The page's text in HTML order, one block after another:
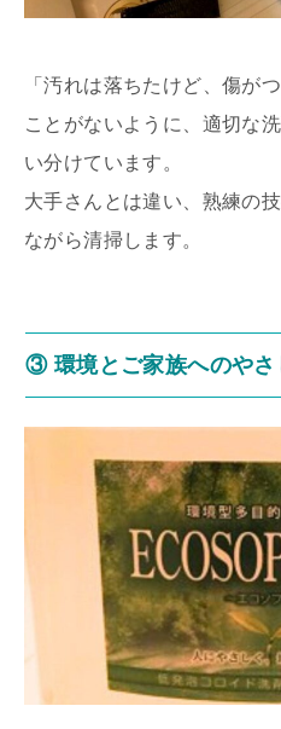
「汚れは落ちたけど、傷が
ことがないように、適切な
い分けています。
大手さんとは違い、熟練の
ながら清掃します。
③ 環境とご家族へのやさ